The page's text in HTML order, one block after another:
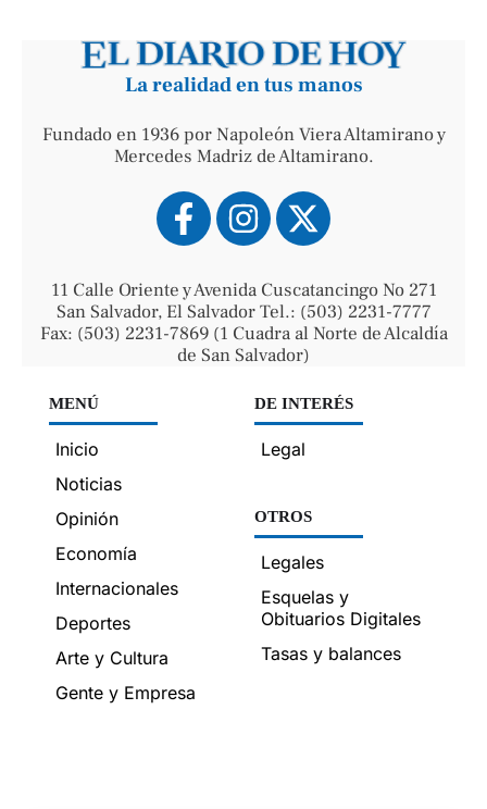
La realidad en tus manos
Fundado en 1936 por Napoleón Viera Altamirano y
Mercedes Madriz de Altamirano.
11 Calle Oriente y Avenida Cuscatancingo No 271
San Salvador, El Salvador Tel.: (503) 2231-7777
Fax: (503) 2231-7869 (1 Cuadra al Norte de Alcaldía
de San Salvador)
MENÚ
Inicio
Noticias
Opinión
Economía
Internacionales
Deportes
Arte y Cultura
Gente y Empresa
DE INTERÉS
Legal
OTROS
Legales
Esquelas y
Obituarios Digitales
Tasas y balances